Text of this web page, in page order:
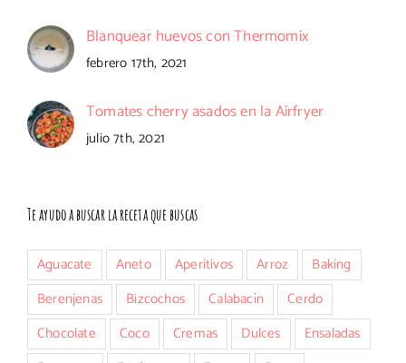
Blanquear huevos con Thermomix
febrero 17th, 2021
Tomates cherry asados en la Airfryer
julio 7th, 2021
Te ayudo a buscar la receta que buscas
Aguacate Aneto Aperitivos Arroz
Baking
Berenjenas
Bizcochos Calabacín
Cerdo
Chocolate
Coco Cremas Dulces
Ensaladas